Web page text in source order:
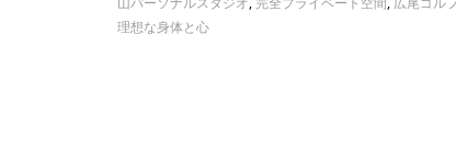
理想な身体と心